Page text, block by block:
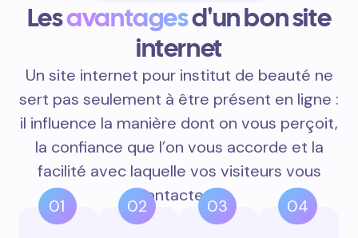
Lesavantagesd'un bon site
internet
Un site internet pour institut de beauté ne
sert pas seulement à être présent en ligne :
il influence la manière dont on vous perçoit,
la confiance que l’on vous accorde et la
facilité avec laquelle vos visiteurs vous
contactent.
01 02 03 04